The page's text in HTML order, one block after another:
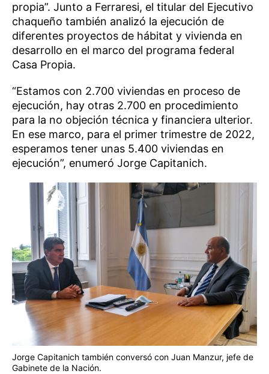
propia”. Junto a Ferraresi, el titular del Ejecutivo
chaqueño también analizó la ejecución de
diferentes proyectos de hábitat y vivienda en
desarrollo en el marco del programa federal
Casa Propia.
“Estamos con 2.700 viviendas en proceso de
ejecución, hay otras 2.700 en procedimiento
para la no objeción técnica y financiera ulterior.
En ese marco, para el primer trimestre de 2022,
esperamos tener unas 5.400 viviendas en
ejecución”, enumeró Jorge Capitanich.
Jorge Capitanich también conversó con Juan Manzur, jefe de
Gabinete de la Nación.